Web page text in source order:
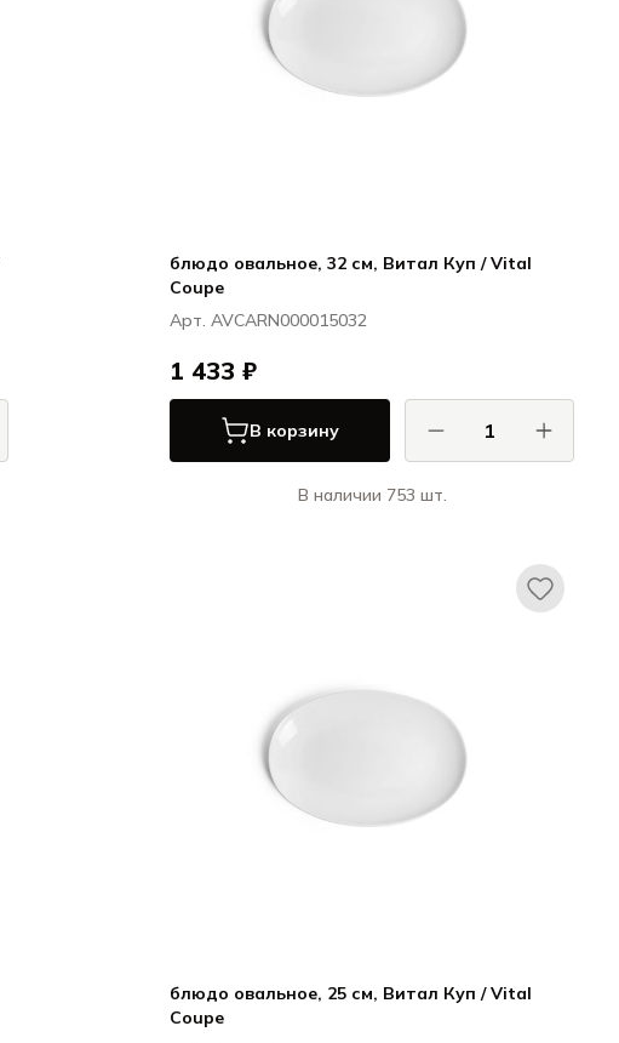
блюдо овальное, 32 см, Витал Куп / Vital
Coupe
Арт. AVCARN000015032
1 433 ₽
В корзину
В наличии 753 шт.
блюдо овальное, 25 см, Витал Куп / Vital
Coupe